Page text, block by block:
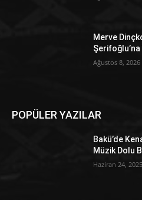
Merve
Şerifoğlu’na
Ağustos 8, 2026
POPÜLER YAZILAR
Bakü’de
Müzik Dolu
Haziran 24, 2025